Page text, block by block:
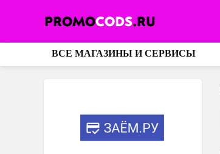
ВСЕ МАГАЗИНЫ И СЕРВИСЫ